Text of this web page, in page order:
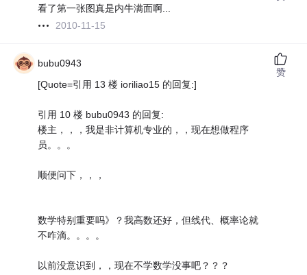
看了第一张图真是内牛满面啊...
2010-11-15
bubu0943
[Quote=引用 13 楼 ioriliao15 的回复:]
引用 10 楼 bubu0943 的回复:
楼主，，，我是非计算机专业的，，现在想做程序
员。。。
顺便问下，，，
数学特别重要吗》？我高数还好，但线代、概率论就
不咋滴。。。。
以前没意识到，，现在不学数学没事吧？？？
赞